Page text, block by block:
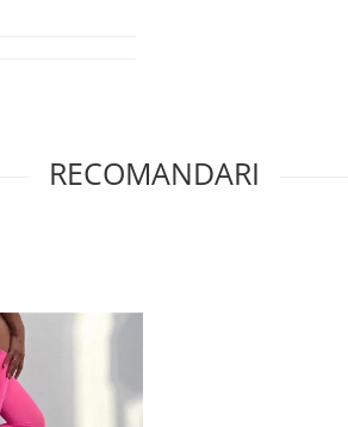
RECOMANDARI